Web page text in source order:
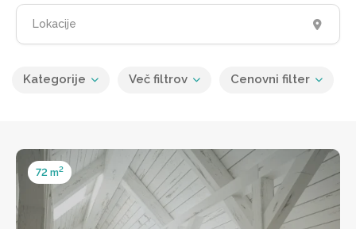
Kategorije Več filtrov Cenovni filter
72 m2